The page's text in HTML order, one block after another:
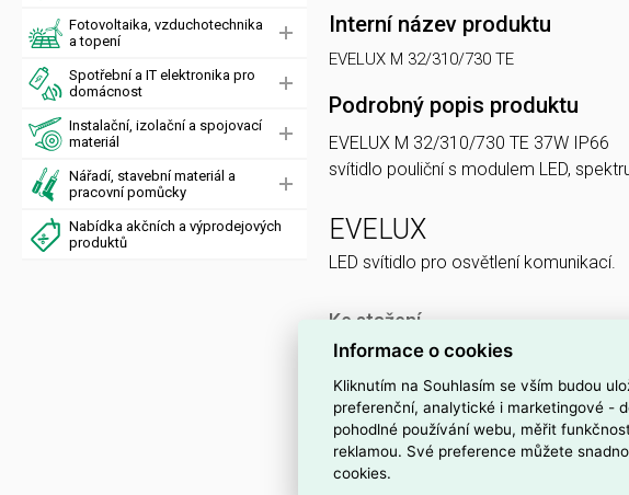
Fotovoltaika, vzduchotechnika
a topení
Spotřební a IT elektronika pro
domácnost
Instalační, izolační a spojovací
materiál
Nářadí, stavební materiál a
pracovní pomůcky
Nabídka akčních a výprodejových
produktů
Interní název produktu
EVELUX M 32/310/730 TE
Podrobný popis produktu
EVELUX M 32/310/730 TE 37W IP66
svítidlo pouliční s modulem LED,
EVELUX
LED svítidlo pro osvětlení komunikací.
Ke stažení
Katalogový list
CE
ENEC
CB
EMC
Ballproof
Informace o cookies
Kliknutím na Souhlasím se vším budou
preferenční, analytické i marketingové -
pohodlné používání webu, měřit
reklamou. Své preference můžete
cookies.